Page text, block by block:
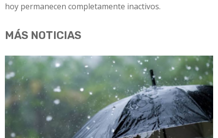
hoy permanecen completamente inactivos.
MÁS NOTICIAS